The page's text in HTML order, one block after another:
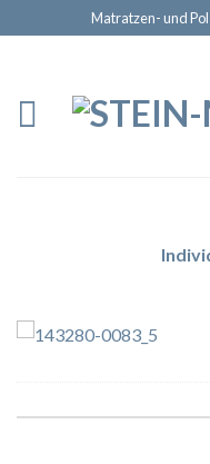
Matratzen- und